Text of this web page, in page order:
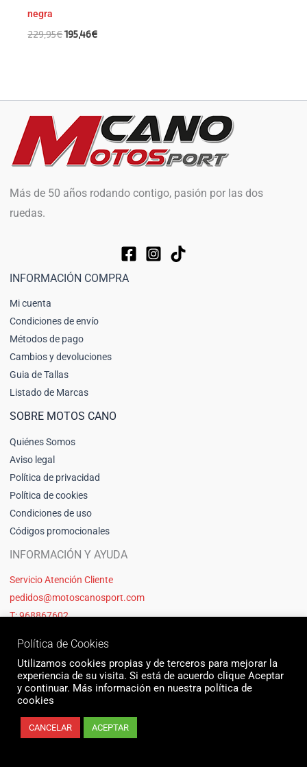
negra
229,95€195,46€
Más de 50 años rodando contigo, pasión por las dos
ruedas.
INFORMACIÓN COMPRA
Mi cuenta
Condiciones de envío
Métodos de pago
Cambios y devoluciones
Guia de Tallas
Listado de Marcas
SOBRE MOTOS CANO
Quiénes Somos
Aviso legal
Política de privacidad
Política de cookies
Condiciones de uso
Códigos promocionales
INFORMACIÓN Y AYUDA
Servicio Atención Cliente
pedidos@motoscanosport.com
T: 968867602
© 2026 Motos Cano Sport | Sitio web creado y mantenido por Unika web
Política de Cookies
Utilizamos cookies propias y de terceros para mejorar la
experiencia de su visita. Si está de acuerdo clique Aceptar
y continuar. Más información en nuestra política de
cookies
CANCELAR ACEPTAR